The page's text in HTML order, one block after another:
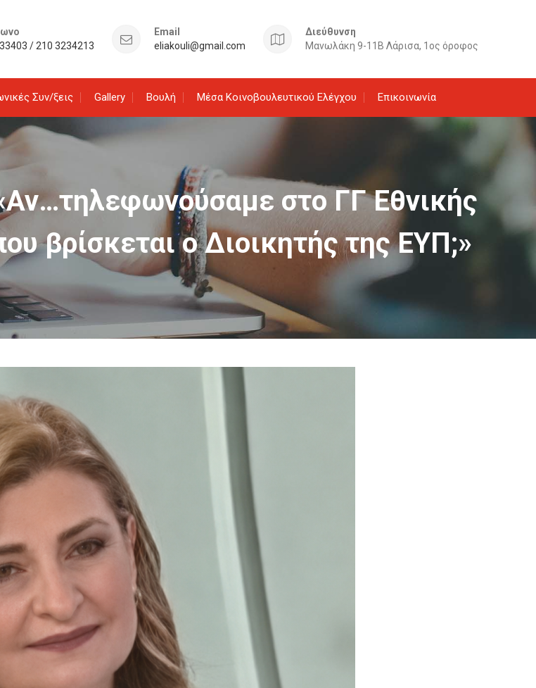
/ 210 3234213
Email
eliakouli@gmail.com
Διεύθυνση
Μανωλάκη 9-11Β Λάρισα, 1ος όροφος
Συν/ξεις Gallery Βουλή Μέσα Κοινοβουλευτικού Ελέγχου Επικοινωνία
στο ΓΓ Εθνικής
βρίσκεται ο Διοικητής της ΕΥΠ;»